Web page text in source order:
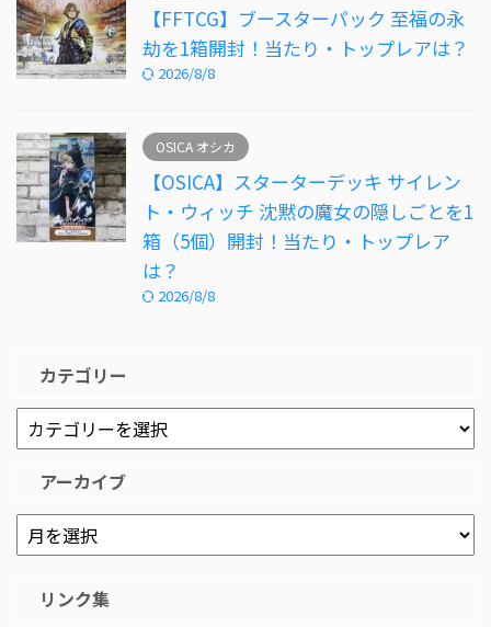
【FFTCG】ブースターパック 至福の永
劫を1箱開封！当たり・トップレアは？
2026/8/8
OSICA オシカ
【OSICA】スターターデッキ サイレン
ト・ウィッチ 沈黙の魔女の隠しごとを1
箱（5個）開封！当たり・トップレア
は？
2026/8/8
カテゴリー
アーカイブ
リンク集